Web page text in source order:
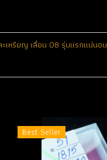
เหรียญ เลื่อน 08 รุ่นแรกแน่นอน
Best Seller